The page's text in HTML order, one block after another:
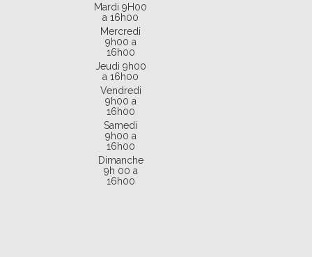
Mardi 9H00
a 16h00
Mercredi
9h00 a
16h00
Jeudi 9h00
a 16h00
Vendredi
9h00 a
16h00
Samedi
9h00 a
16h00
Dimanche
9h 00 a
16h00